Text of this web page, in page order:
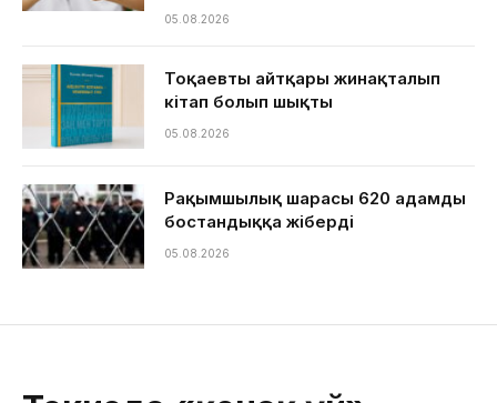
05.08.2026
Тоқаевтың айтқары жинақталып
кітап болып шықты
05.08.2026
Рақымшылық шарасы 620 адамды
бостандыққа жіберді
05.08.2026